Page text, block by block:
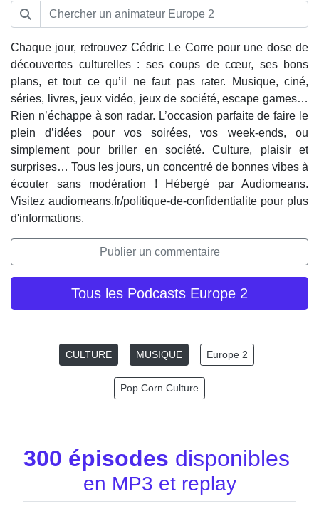
Chaque jour, retrouvez Cédric Le Corre pour une dose de
découvertes culturelles : ses coups de cœur, ses bons
plans, et tout ce qu’il ne faut pas rater. Musique, ciné,
séries, livres, jeux vidéo, jeux de société, escape games…
Rien n’échappe à son radar. L’occasion parfaite de faire le
plein d’idées pour vos soirées, vos week-ends, ou
simplement pour briller en société. Culture, plaisir et
surprises… Tous les jours, un concentré de bonnes vibes à
écouter sans modération ! Hébergé par Audiomeans.
Visitez audiomeans.fr/politique-de-confidentialite pour plus
d'informations.
Publier un commentaire
Tous les Podcasts Europe 2
CULTURE MUSIQUE Europe 2
Pop Corn Culture
300 épisodes disponibles
en MP3 et replay